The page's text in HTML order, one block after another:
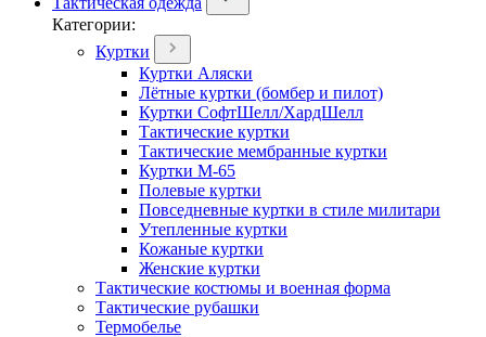
Категории:
Куртки
Куртки Аляски
Лётные куртки (бомбер и пилот)
Куртки СофтШелл/ХардШелл
Тактические куртки
Тактические мембранные куртки
Куртки М-65
Полевые куртки
Повседневные куртки в стиле милитари
Утепленные куртки
Кожаные куртки
Женские куртки
Тактические костюмы и военная форма
Тактические рубашки
Термобелье